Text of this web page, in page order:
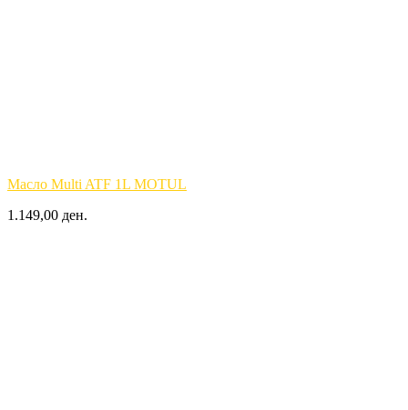
Масло Multi ATF 1L MOTUL
1.149,00 ден.